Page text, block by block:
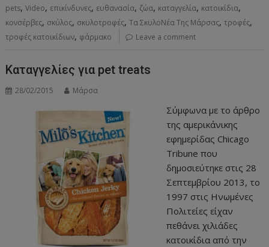
pets,Video, επικίνδυνες, ευθανασία, ζώα, καταγγελία, κατοικίδια,
κονσέρβες, σκύλος, σκυλοτροφές,Τα ΣκυλοΝέα Της Μάρσας,τροφές,
τροφές κατοικίδιων, φάρμακο Leave a comment
Καταγγελίες για pet treats
28/02/2015 Μάρσα
Σύμφωνα με το άρθρο
της αμερικάνικης
εφημερίδας Chicago
Tribune που
δημοσιεύτηκε στις 28
Σεπτεμβρίου 2013, το
1997 στις Ηνωμένες
Πολιτείες είχαν
πεθάνει χιλιάδες
κατοικίδια από την